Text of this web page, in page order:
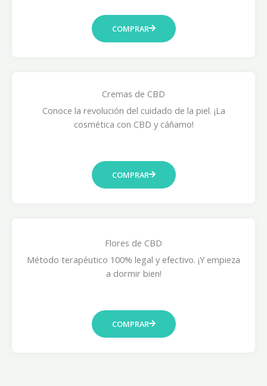
e
2
0
€
h
a
3
€
COMPRAR
Cremas de CBD
Conoce la revolución del cuidado de la piel. ¡La
cosmética con CBD y cáñamo!
COMPRAR
Flores de CBD
Método terapéutico 100% legal y efectivo. ¡Y empieza
a dormir bien!
COMPRAR